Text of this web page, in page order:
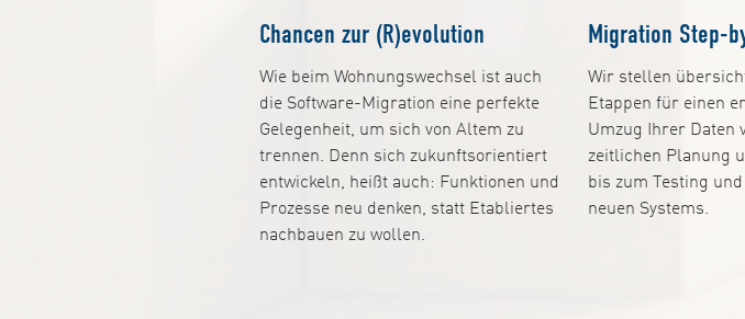
Chancen zur (R)evolution
Wie beim Wohnungswechsel ist auch
die Software-Migration eine perfekte
Gelegenheit, um sich von Altem zu
trennen. Denn sich zukunftsorientiert
entwickeln, heißt auch: Funktionen und
Prozesse neu denken, statt Etabliertes
nachbauen zu wollen.
Migration Step-
Wir stellen
Etappen für einen
Umzug Ihrer Daten
zeitlichen Planung
bis zum Testing
neuen Systems.